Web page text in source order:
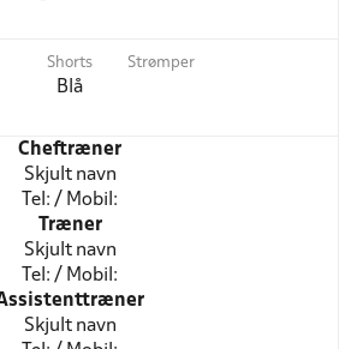
Shorts
Blå
Strømper
Cheftræner
Skjult navn
Tel: / Mobil:
Træner
Skjult navn
Tel: / Mobil:
Skjult navn